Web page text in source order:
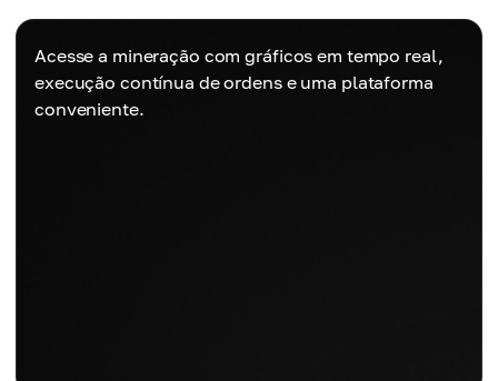
Acesse a mineração com gráficos em tempo real,
execução contínua de ordens e uma plataforma
conveniente.